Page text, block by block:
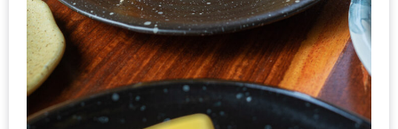
นิมมาน
(ดี
คอน
โด
นิม)